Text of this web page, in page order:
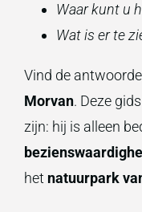
Waar kunt u
Wat is er te
Vind de
Morvan. Deze
zijn: hij is alleen
het natuurpark